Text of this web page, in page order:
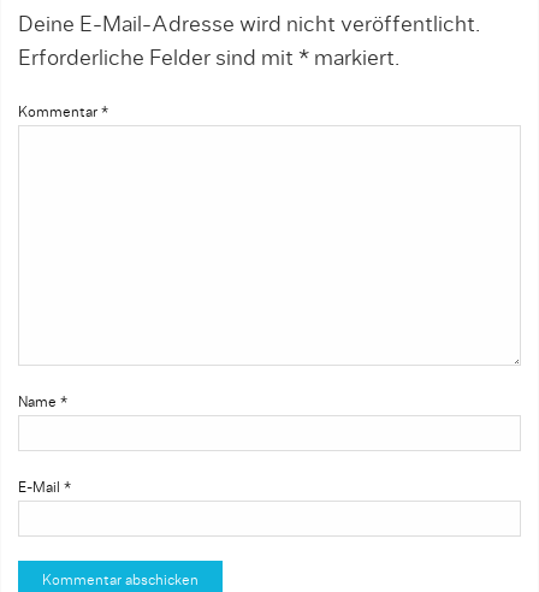
Deine E-Mail-Adresse wird nicht veröffentlicht.
Erforderliche Felder sind mit * markiert.
Kommentar *
Name *
E-Mail *